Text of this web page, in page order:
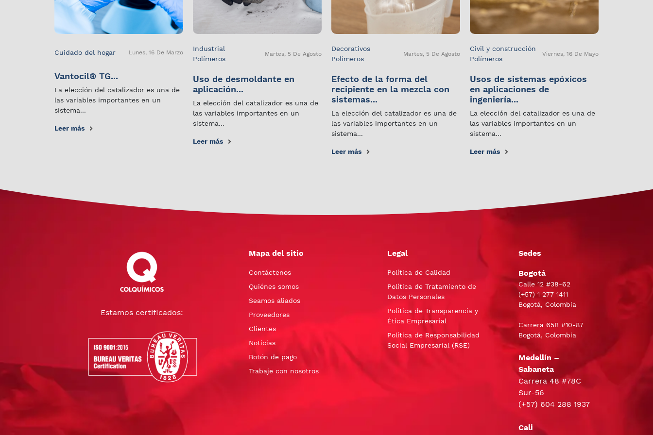
Cuidado del hogar Lunes, 16 De Marzo
Vantocil® TG...
La elección del catalizador es una de
las variables importantes en un
sistema...
Leer más
Industrial
Polímeros
Martes, 5 De Agosto
Uso de desmoldante en
aplicación...
La elección del catalizador es una de
las variables importantes en un
sistema...
Leer más
Decorativos
Polímeros
Martes, 5 De Agosto
Efecto de la forma del
recipiente en la mezcla con
sistemas...
La elección del catalizador es una de
las variables importantes en un
sistema...
Leer más
Civil y construcción
Polímeros
Viernes, 16 De Mayo
Usos de sistemas epóxicos
en aplicaciones de
ingeniería...
La elección del catalizador es una de
las variables importantes en un
sistema...
Leer más
Estamos certificados:
Mapa del sitio
Contáctenos
Quiénes somos
Seamos aliados
Proveedores
Clientes
Noticias
Botón de pago
Trabaje con nosotros
Legal
Política de Calidad
Política de Tratamiento de
Datos Personales
Política de Transparencia y
Ética Empresarial
Política de Responsabilidad
Social Empresarial (RSE)
Sedes
Bogotá
Calle 12 #38-62
(+57)1 277 1411
Bogotá, Colombia
Carrera 65B #10-87
Bogotá, Colombia
Medellín –
Sabaneta
Carrera 48 #78C
Sur-56
(+57) 604 288 1937
Cali